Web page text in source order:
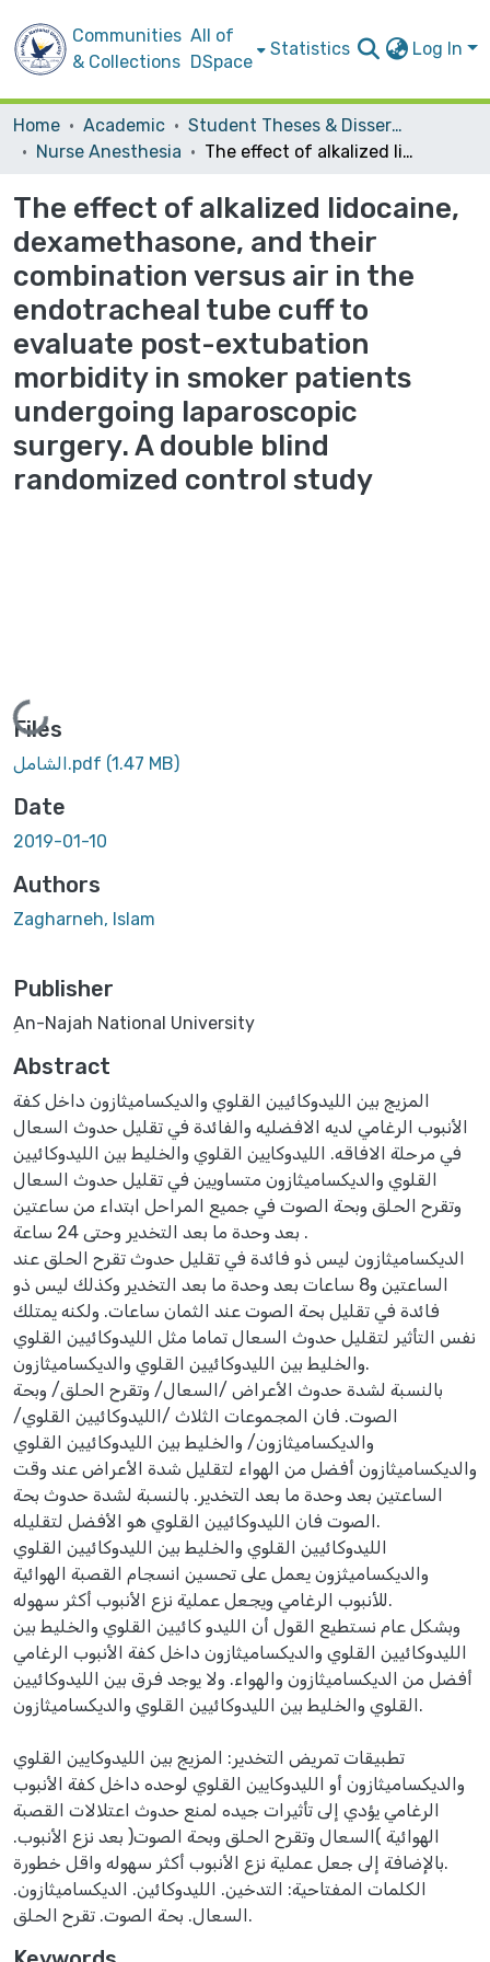
Communities
& Collections
All of
DSpace
Statistics Log In
Home Academic
Student Theses & Dissertations
Nurse Anesthesia
The effect of alkalized lidocaine, dexamethasone, and their combination versus air in the endotracheal tube cuff to evaluate post-extubation morbidity in smoker patients undergoing laparoscopic surgery. A double blind randomized control study
The effect of alkalized lidocaine,
dexamethasone, and their
combination versus air in the
endotracheal tube cuff to
evaluate post-extubation
morbidity in smoker patients
undergoing laparoscopic
surgery. A double blind
randomized control study
Loading...
Files
الشامل.pdf (1.47 MB)
Date
2019-01-10
Authors
Zagharneh, Islam
Publisher
ِAn-Najah National University
Abstract
المزيج بين الليدوكائيين القلوي والديكساميثازون داخل كفة
الأنبوب الرغامي لديه الافضليه والفائدة في تقليل حدوث السعال
في مرحلة الافاقه. الليدوكايين القلوي والخليط بين الليدوكائيين
القلوي والديكساميثازون متساويين في تقليل حدوث السعال
وتقرح الحلق وبحة الصوت في جميع المراحل ابتداء من ساعتين
بعد وحدة ما بعد التخدير وحتى 24 ساعة .
الديكساميثازون ليس ذو فائدة في تقليل حدوث تقرح الحلق عند
الساعتين و8 ساعات بعد وحدة ما بعد التخدير وكذلك ليس ذو
فائدة في تقليل بحة الصوت عند الثمان ساعات. ولكنه يمتلك
نفس التأثير لتقليل حدوث السعال تماما مثل الليدوكائيين القلوي
والخليط بين الليدوكائيين القلوي والديكساميثازون.
بالنسبة لشدة حدوث الأعراض /السعال/ وتقرح الحلق/ وبحة
الصوت. فان المجموعات الثلاث /الليدوكائيين القلوي/
والديكساميثازون/ والخليط بين الليدوكائيين القلوي
والديكساميثازون أفضل من الهواء لتقليل شدة الأعراض عند وقت
الساعتين بعد وحدة ما بعد التخدير. بالنسبة لشدة حدوث بحة
الصوت فان الليدوكائيين القلوي هو الأفضل لتقليله.
الليدوكائيين القلوي والخليط بين الليدوكائيين القلوي
والديكساميثزون يعمل على تحسين انسجام القصبة الهوائية
للأنبوب الرغامي ويجعل عملية نزع الأنبوب أكثر سهوله.
وبشكل عام نستطيع القول أن الليدو كائيين القلوي والخليط بين
الليدوكائيين القلوي والديكساميثازون داخل كفة الأنبوب الرغامي
أفضل من الديكساميثازون والهواء. ولا يوجد فرق بين الليدوكائيين
القلوي والخليط بين الليدوكائيين القلوي والديكساميثازون.
تطبيقات تمريض التخدير: المزيج بين الليدوكايين القلوي
والديكساميثازون أو الليدوكايين القلوي لوحده داخل كفة الأنبوب
الرغامي يؤدي إلى تأثيرات جيده لمنع حدوث اعتلالات القصبة
الهوائية )السعال وتقرح الحلق وبحة الصوت( بعد نزع الأنبوب.
بالإضافة إلى جعل عملية نزع الأنبوب أكثر سهوله واقل خطورة.
الكلمات المفتاحية: التدخين. الليدوكائين. الديكساميثازون.
السعال. بحة الصوت. تقرح الحلق.